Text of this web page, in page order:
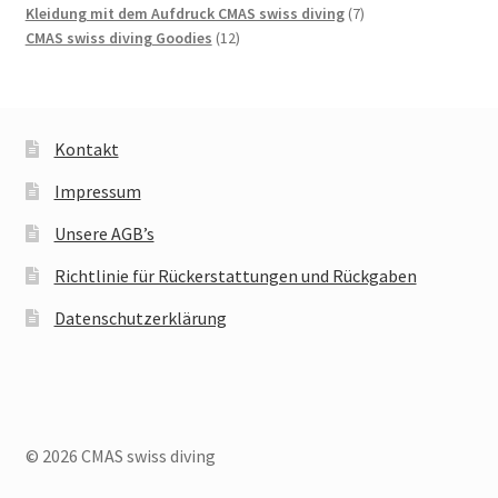
Produkte
Kleidung mit dem Aufdruck CMAS swiss diving 77
CMAS swiss diving Goodies 1212
Kontakt
Impressum
Unsere AGB’s
Richtlinie für Rückerstattungen und Rückgaben
Datenschutzerklärung
© 2026 CMAS swiss diving